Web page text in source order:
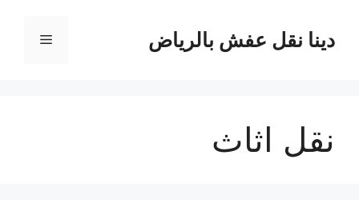
المحتوىدينا نقل عفش بالرياض القائمة
نقل اثاث